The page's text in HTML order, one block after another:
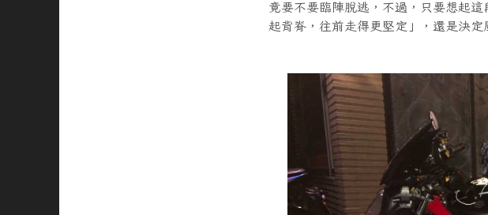
竟要不要臨陣脫逃，不過，只要想起
起背脊，往前走得更堅定」，還是決定